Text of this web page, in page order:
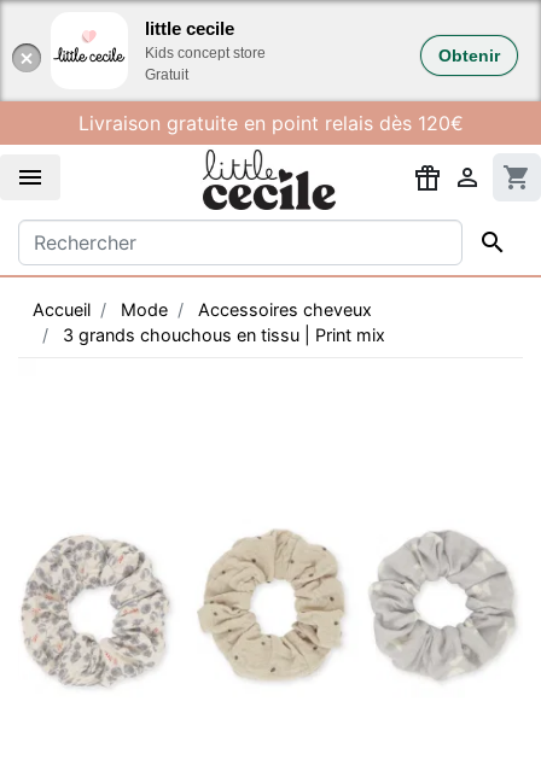
little cecile
Kids concept store
Gratuit
Obtenir
Livraison gratuite en point relais dès 120€
  shopping_cart

Accueil Mode
Accessoires cheveux
3 grands chouchous en tissu | Print mix